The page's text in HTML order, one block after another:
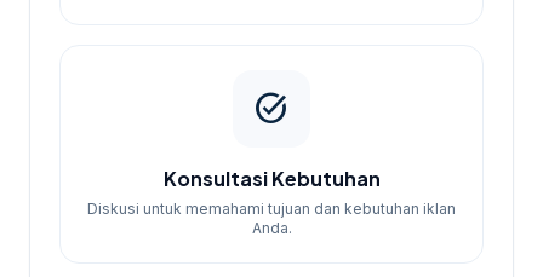
task_alt
Konsultasi Kebutuhan
Diskusi untuk memahami tujuan dan kebutuhan iklan
Anda.